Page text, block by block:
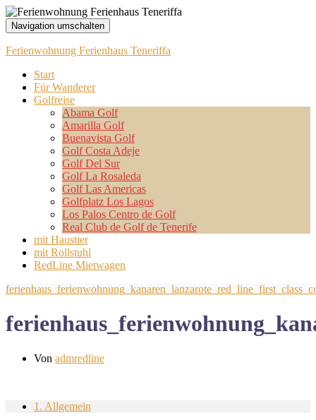
Navigation umschalten
Ferienwohnung Ferienhaus Teneriffa
Start
Für Wanderer
Golfreise
Abama Golf
Amarilla Golf
Buenavista Golf
Golf Costa Adeje
Golf Del Sur
Golf La Rosaleda
Golf Las Americas
Golfplatz Los Lagos
Los Palos Centro de Golf
Real Club de Golf de Tenerife
mit Haustier
mit Rollstuhl
RedLine Mietwagen
Von admredline
1. Allgemein